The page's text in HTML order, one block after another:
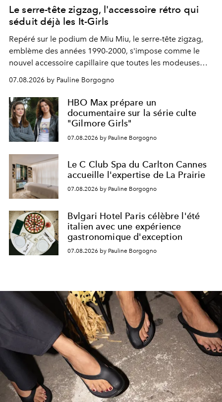
Le serre-tête zigzag, l'accessoire rétro qui
séduit déjà les It-Girls
Repéré sur le podium de Miu Miu, le serre-tête zigzag,
emblème des années 1990-2000, s'impose comme le
nouvel accessoire capillaire que toutes les modeuses
s'arrachent déjà.
07.08.2026 by Pauline Borgogno
HBO Max prépare un
documentaire sur la série culte
"Gilmore Girls"
07.08.2026 by Pauline Borgogno
Le C Club Spa du Carlton Cannes
accueille l'expertise de La Prairie
07.08.2026 by Pauline Borgogno
Bvlgari Hotel Paris célèbre l'été
italien avec une expérience
gastronomique d'exception
07.08.2026 by Pauline Borgogno